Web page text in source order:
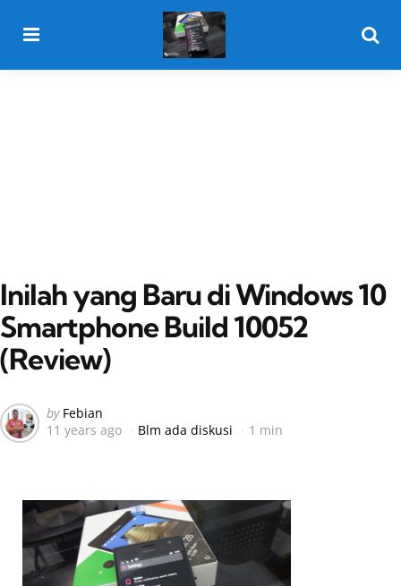
Inilah yang Baru di Windows 10
Smartphone Build 10052
(Review)
Posted
by
by Febian
11 years ago
Blm ada diskusi 1 min